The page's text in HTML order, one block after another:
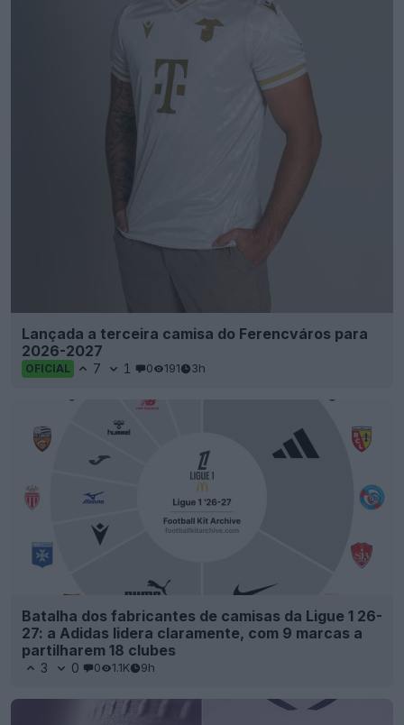
Lançada a terceira camisa do Ferencváros para
2026-2027
OFICIAL 7 1 0 191 3h
Batalha dos fabricantes de camisas da Ligue 1 26-
27: a Adidas lidera claramente, com 9 marcas a
partilharem 18 clubes
3 0 0 1.1K 9h